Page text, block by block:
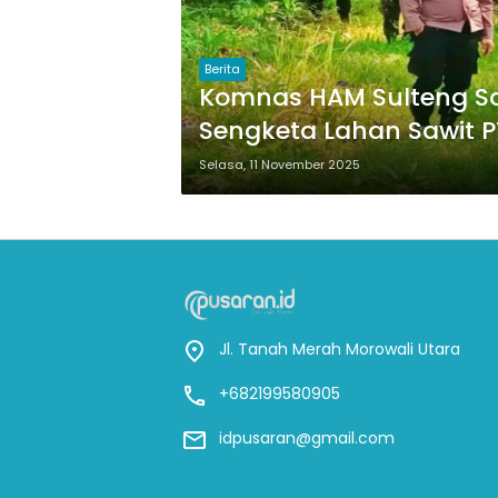
Berita
Komnas HAM Sulteng
Sengketa Lahan Sawit
Selasa, 11 November 2025
Jl. Tanah Merah Morowali Utara
+682199580905
idpusaran@gmail.com